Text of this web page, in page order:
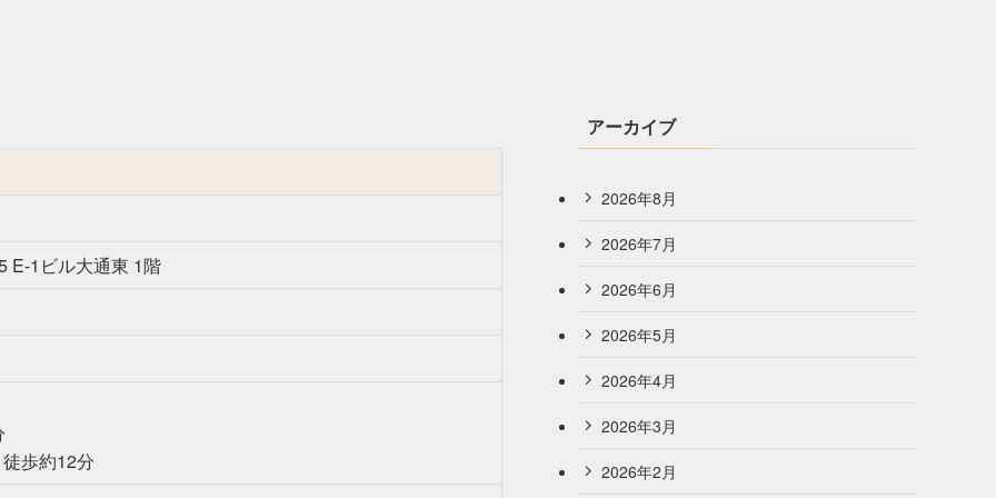
E-1ビル大通東 1階
歩約12分
アーカイブ
2026年8月
2026年7月
2026年6月
2026年5月
2026年4月
2026年3月
2026年2月